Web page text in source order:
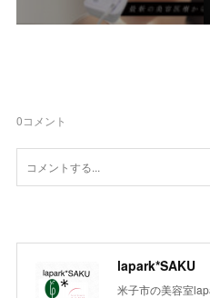
0コメント
lapark*SAKU
米子市の美容室